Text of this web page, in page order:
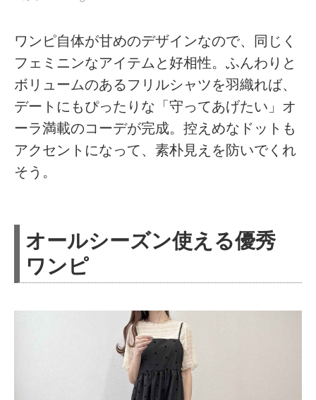
ワンピ自体が甘めのデザインなので、同じく
フェミニンなアイテムと好相性。ふんわりと
ボリュームのあるフリルシャツを羽織れば、
デートにもぴったりな「守ってあげたい」オ
ーラ満載のコーデが完成。控えめなドットも
アクセントになって、素朴見えを防いでくれ
そう。
オールシーズン使える優秀
ワンピ